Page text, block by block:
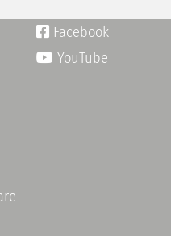
 Facebook
YouTube